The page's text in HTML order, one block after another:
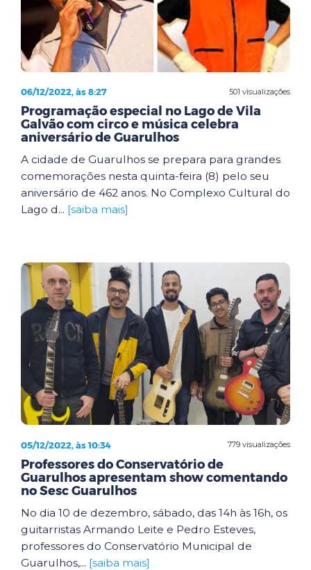
501 visualizações
06/12/2022, às 8:27
Programação especial no Lago de Vila
Galvão com circo e música celebra
aniversário de Guarulhos
A cidade de Guarulhos se prepara para grandes
comemorações nesta quinta-feira (8) pelo seu
aniversário de 462 anos. No Complexo Cultural do
Lago d... [saiba mais]
779 visualizações
05/12/2022, às 10:34
Professores do Conservatório de
Guarulhos apresentam show comentando
no Sesc Guarulhos
No dia 10 de dezembro, sábado, das 14h às 16h, os
guitarristas Armando Leite e Pedro Esteves,
professores do Conservatório Municipal de
Guarulhos,... [saiba mais]